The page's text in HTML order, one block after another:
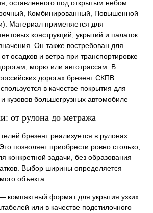
оставленного под открытым небом.
Комбинированный, Повышенной
Материал применяется для
конструкций, укрытий и палаток
Он также востребован для
осадков и ветра при транспортировке
морю или автотрассам. В
дорогах брезент СКПВ
в качестве покрытия для
кузовов большегрузных автомобиле
от рулона до метража
брезент реализуется в рулонах
позволяет приобрести ровно столько,
конкретной задачи, без образования
Выбор ширины определяется
объекта:
компактный формат для укрытия узких
или в качестве подстилочного